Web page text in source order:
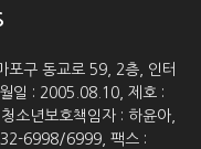
포구 동교로 59, 2층, 인터
일 : 2005.08.10, 제호 :
소년보호책임자 : 하윤아,
6998/6999, 팩스 :